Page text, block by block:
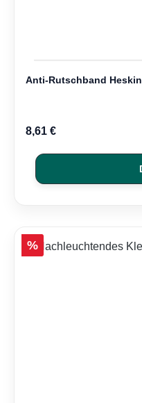
Anti-Rutschband
8,61 €
Rabatt
%